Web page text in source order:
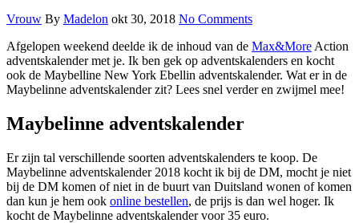
Vrouw By Madelon okt 30, 2018 No Comments
Afgelopen weekend deelde ik de inhoud van de Max&More Action
adventskalender met je. Ik ben gek op adventskalenders en kocht
ook de Maybelline New York Ebellin adventskalender. Wat er in de
Maybelinne adventskalender zit? Lees snel verder en zwijmel mee!
Maybelinne adventskalender
Er zijn tal verschillende soorten adventskalenders te koop. De
Maybelinne adventskalender 2018 kocht ik bij de DM, mocht je niet
bij de DM komen of niet in de buurt van Duitsland wonen of komen
dan kun je hem ook online bestellen, de prijs is dan wel hoger. Ik
kocht de Maybelinne adventskalender voor 35 euro.